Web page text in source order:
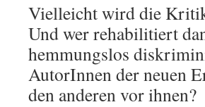
Vielleicht wird die Kritik jetzt nicht mehr so heftig abgelehnt?
Und wer rehabilitiert
hemmungslos
AutorInnen der neuen
den anderen vor ihnen?